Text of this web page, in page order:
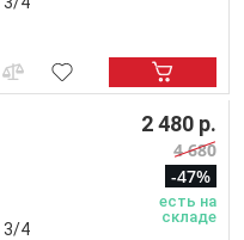
3/4
2 480 р.
4 680
-47%
есть на
складе